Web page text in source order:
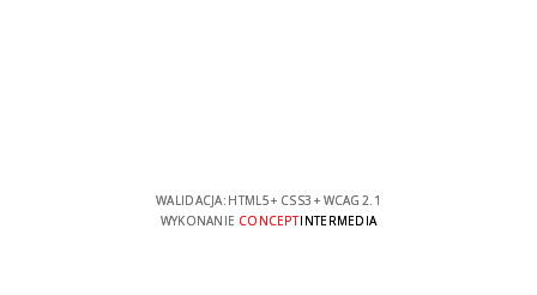
WALIDACJA: HTML5+ CSS3 + WCAG 2.1
WYKONANIE CONCEPTINTERMEDIA